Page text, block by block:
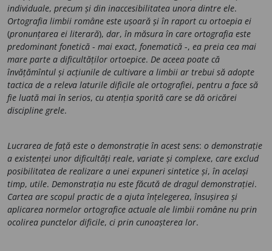
individuale, precum și din inaccesibilitatea unora dintre ele.
Ortografia limbii române este ușoară și în raport cu ortoepia ei
(pronunțarea ei literară), dar, în măsura în care ortografia este
predominant fonetică - mai exact, fonematică -, ea preia cea mai
mare parte a dificultăților ortoepice. De aceea poate că
învățămîntul și acțiunile de cultivare a limbii ar trebui să adopte
tactica de a releva laturile dificile ale ortografiei, pentru a face să
fie luată mai în serios, cu atenția sporită care se dă oricărei
discipline grele.
Lucrarea de față este o demonstrație în acest sens: o demonstrație
a existenței unor dificultăți reale, variate și complexe, care exclud
posibilitatea de realizare a unei expuneri sintetice și, în același
timp, utile. Demonstrația nu este făcută de dragul demonstrației.
Cartea are scopul practic de a ajuta înțelegerea, însușirea și
aplicarea normelor ortografice actuale ale limbii române nu prin
ocolirea punctelor dificile, ci prin cunoașterea lor.